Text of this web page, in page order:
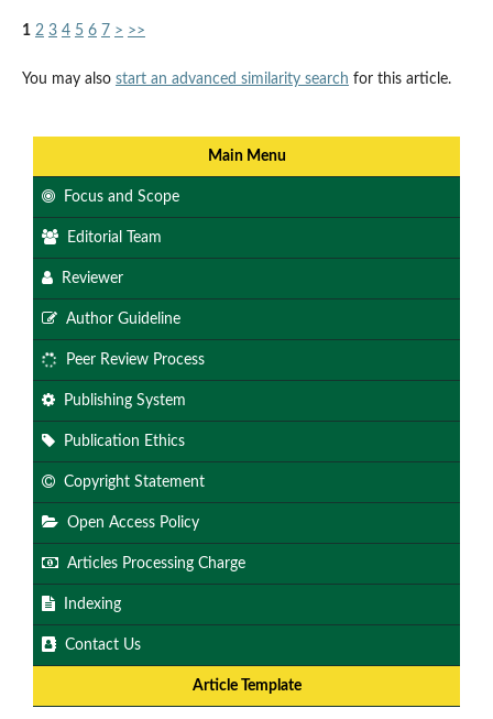
1 2 3 4 5 6 7 > >>
You may also start an advanced similarity search for this article.
Main Menu
Focus and Scope
Editorial Team
Reviewer
Author Guideline
Peer Review Process
Publishing System
Publication Ethics
Copyright Statement
Open Access Policy
Articles Processing Charge
Indexing
Contact Us
Article Template